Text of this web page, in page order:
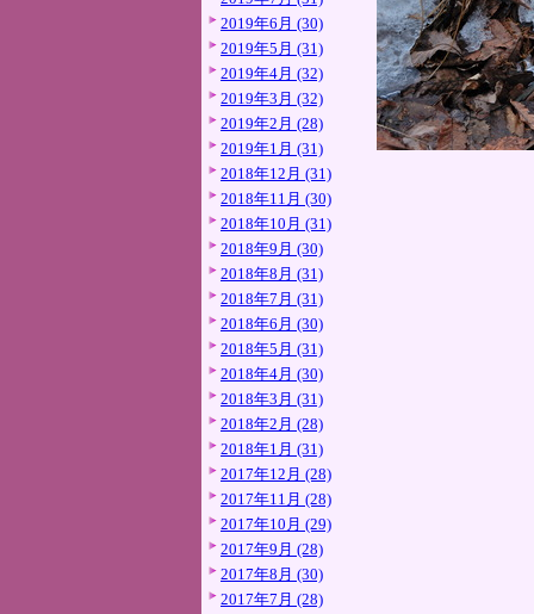
2019年6月 (30)
2019年5月 (31)
2019年4月 (32)
2019年3月 (32)
2019年2月 (28)
2019年1月 (31)
2018年12月 (31)
2018年11月 (30)
2018年10月 (31)
2018年9月 (30)
2018年8月 (31)
2018年7月 (31)
2018年6月 (30)
2018年5月 (31)
2018年4月 (30)
2018年3月 (31)
2018年2月 (28)
2018年1月 (31)
2017年12月 (28)
2017年11月 (28)
2017年10月 (29)
2017年9月 (28)
2017年8月 (30)
2017年7月 (28)